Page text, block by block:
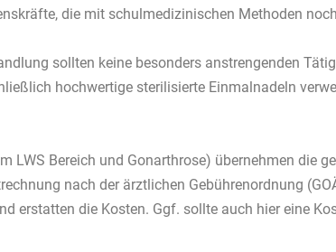
die mit schulmedizinischen Methoden
sollten keine besonders anstrengenden
hochwertige sterilisierte Einmalnadeln
LWS Bereich und Gonarthrose) übernehmen die
nach der ärztlichen Gebührenordnung
erstatten die Kosten. Ggf. sollte auch hier eine